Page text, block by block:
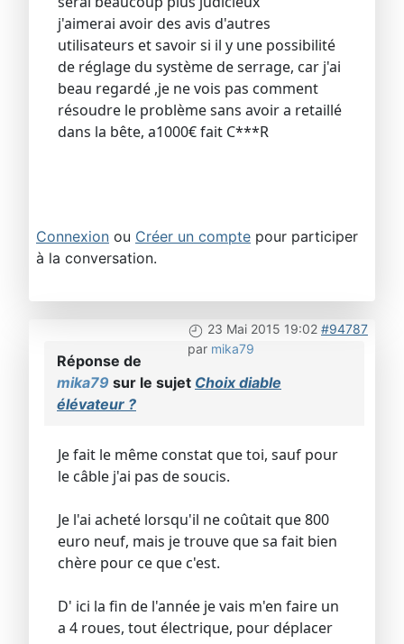
j'aimerai avoir des avis d'autres
utilisateurs et savoir si il y une possibilité
de réglage du système de serrage, car j'ai
beau regardé ,je ne vois pas comment
résoudre le problème sans avoir a retaillé
dans la bête, a1000€ fait C***R
Connexion ou Créer un compte pour participer
à la conversation.
23 Mai 2015 19:02 #94787
par mika79
Réponse de
mika79 sur le sujet Choix diable
élévateur ?
Je fait le même constat que toi, sauf pour
le câble j'ai pas de soucis.
Je l'ai acheté lorsqu'il ne coûtait que 800
euro neuf, mais je trouve que sa fait bien
chère pour ce que c'est.
D' ici la fin de l'année je vais m'en faire un
a 4 roues, tout électrique, pour déplacer